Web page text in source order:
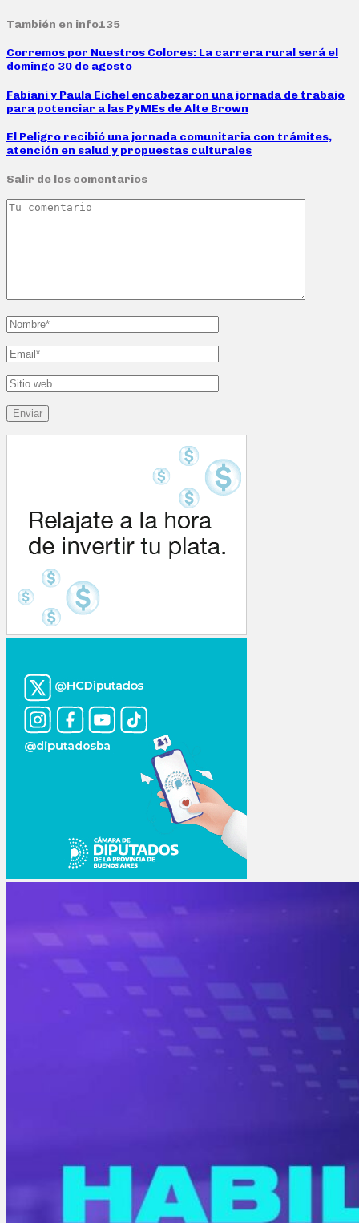
También en info135
Corremos por Nuestros Colores: La carrera rural será el
domingo 30 de agosto
Fabiani y Paula Eichel encabezaron una jornada de trabajo
para potenciar a las PyMEs de Alte Brown
El Peligro recibió una jornada comunitaria con trámites,
atención en salud y propuestas culturales
Salir de los comentarios